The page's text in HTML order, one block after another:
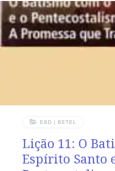
16.15 VERDADE APLICADA
estar comprometido com o
poder do Espírito Santo,
que Cristo venha.
EBD | BETEL
Lição 11: O
Espírito Santo